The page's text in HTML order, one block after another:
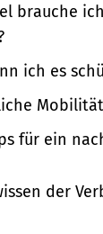
brauche
ich es
für ein
der